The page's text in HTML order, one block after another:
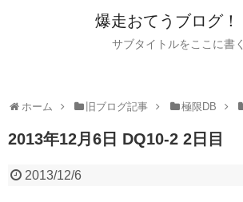
爆走おてうブログ！
サブタイトルをここに書く
ホーム 旧ブログ記事 極限DB
2013年12月6日 DQ10-2 2日目
2013/12/6